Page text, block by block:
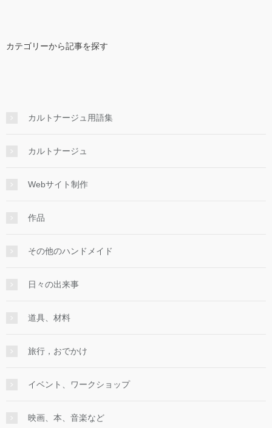
カテゴリーから記事を探す
カルトナージュ用語集
カルトナージュ
Webサイト制作
作品
その他のハンドメイド
日々の出来事
道具、材料
旅行，おでかけ
イベント、ワークショップ
映画、本、音楽など